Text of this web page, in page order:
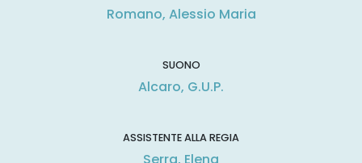
Romano, Alessio Maria
SUONO
Alcaro, G.U.P.
ASSISTENTE ALLA REGIA